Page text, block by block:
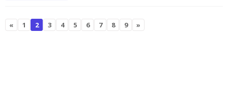
« 1 2 3 4 5 6 7 8 9 »